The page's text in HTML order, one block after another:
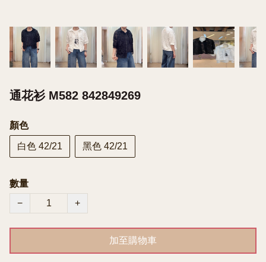
通花衫 M582 842849269
顏色
白色 42/21 黑色 42/21
數量
−
+
加至購物車